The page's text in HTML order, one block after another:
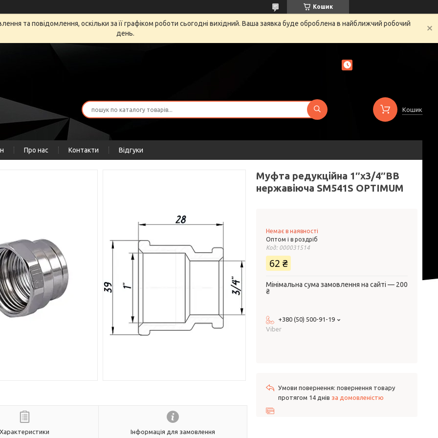
Кошик
та повідомлення, оскільки за її графіком роботи сьогодні вихідний. Ваша заявка буде оброблена в найближчий робочий
день.
Кошик
Про нас Контакти Відгуки
Характеристики Інформація для замовлення
Муфта редукційна 1″х3/4″ВВ
нержавіюча SM541S OPTIMUM
Немає в наявності
Оптом і в роздріб
Код: 000031514
62 ₴
Мінімальна сума замовлення на сайті — 200
₴
+380 (50) 500-91-19
Viber
повернення товару
протягом 14 днів за домовленістю